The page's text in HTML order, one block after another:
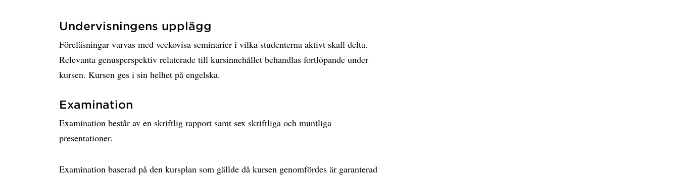
Undervisningens upplägg
Föreläsningar varvas med veckovisa seminarier i vilka studenterna aktivt skall delta.
Relevanta genusperspektiv relaterade till kursinnehållet behandlas fortlöpande under
kursen. Kursen ges i sin helhet på engelska.
Examination
Examination består av en skriftlig rapport samt sex skriftliga och muntliga
presentationer.
Examination baserad på den kursplan som gällde då kursen genomfördes är garanterad